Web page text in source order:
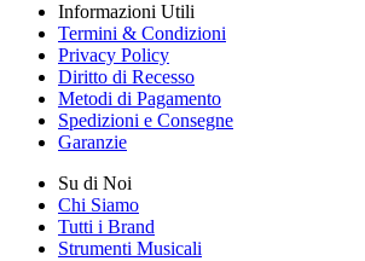
Informazioni Utili
Termini & Condizioni
Privacy Policy
Diritto di Recesso
Metodi di Pagamento
Spedizioni e Consegne
Garanzie
Su di Noi
Chi Siamo
Tutti i Brand
Strumenti Musicali